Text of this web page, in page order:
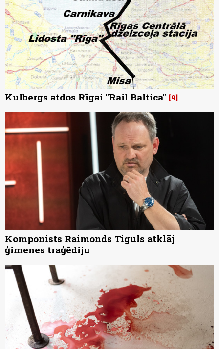
Kulbergs atdos Rīgai "Rail Baltica" 9
Komponists Raimonds Tiguls atklāj
ģimenes traģēdiju